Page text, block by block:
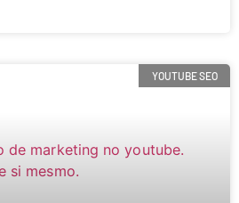
YOUTUBE SEO